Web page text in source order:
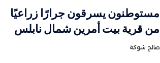
مستوطنون يسرقون جرارًا زراعيًا
من قرية بيت أمرين شمال نابلس
صالح شوكة